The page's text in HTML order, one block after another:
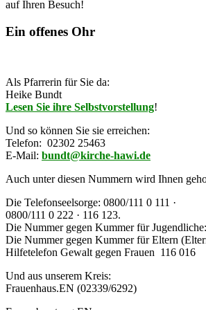
auf Ihren Besuch!
Ein offenes Ohr
Als Pfarrerin für Sie da:
Heike Bundt
Lesen Sie ihre Selbstvorstellung!
Und so können Sie sie erreichen:
Telefon: 02302 25463
E-Mail: bundt@kirche-hawi.de
Auch unter diesen Nummern wird Ihnen
Die Telefonseelsorge: 0800/111 0 111 ·
0800/111 0 222 · 116 123.
Die Nummer gegen Kummer für
Die Nummer gegen Kummer für Eltern
Hilfetelefon Gewalt gegen Frauen 116 016
Und aus unserem Kreis:
Frauenhaus.EN (02339/6292)